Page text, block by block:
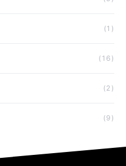
(1)
(16)
(2)
(9)